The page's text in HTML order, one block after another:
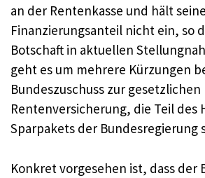
an der Rentenkasse und hält
Finanzierungsanteil nicht ein, so
Botschaft in aktuellen
geht es um mehrere Kürzungen
Bundeszuschuss zur gesetzlichen
Rentenversicherung, die Teil des
Sparpakets der Bundesregierung
Konkret vorgesehen ist, dass der